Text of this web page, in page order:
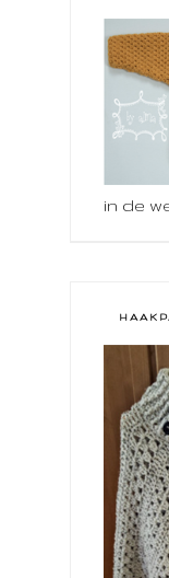
in de